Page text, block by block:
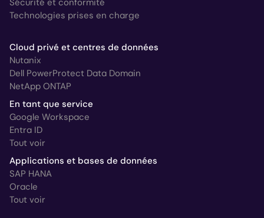
Technologies prises en charge
Cloud privé et centres de données
Nutanix
Dell PowerProtect Data Domain
NetApp ONTAP
En tant que service
Google Workspace
Entra ID
Tout voir
Applications et bases de données
SAP HANA
Oracle
Tout voir